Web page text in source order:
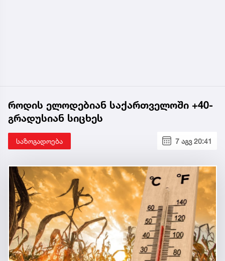
როდის ელოდებიან საქართველოში +40-
გრადუსიან სიცხეს
საზოგადოება 7 აგვ 20:41